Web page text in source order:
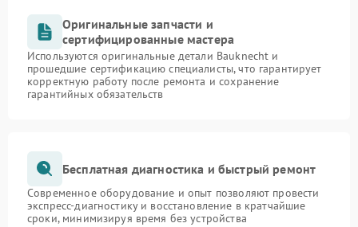
Оригинальные запчасти и
сертифицированные мастера
Используются оригинальные детали Bauknecht и
прошедшие сертификацию специалисты, что гарантирует
корректную работу после ремонта и сохранение
гарантийных обязательств
Бесплатная диагностика и быстрый ремонт
Современное оборудование и опыт позволяют провести
экспресс-диагностику и восстановление в кратчайшие
сроки, минимизируя время без устройства